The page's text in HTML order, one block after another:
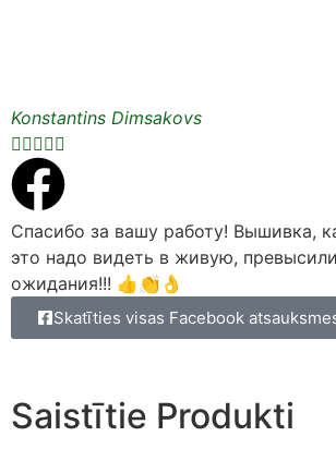
Konstantins Dimsakovs

Спасибо за вашу работу! Вышивка,
это надо видеть в живую,
ожидания!!! 👍👏👌
Skatīties visas Facebook
Saistītie Produkti